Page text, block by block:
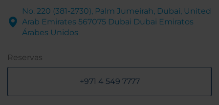
No. 220 (381-2730), Palm Jumeirah, Dubai, United
Arab Emirates 567075 Dubai Dubai Emiratos
Árabes Unidos
Reservas
+971 4 549 7777